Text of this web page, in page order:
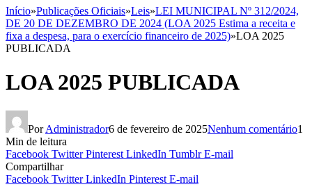
Início»Publicações Oficiais»Leis»LEI MUNICIPAL Nº 312/2024,
DE 20 DE DEZEMBRO DE 2024 (LOA 2025 Estima a receita e
fixa a despesa, para o exercício financeiro de 2025)»LOA 2025
PUBLICADA
LOA 2025 PUBLICADA
Por Administrador6 de fevereiro de 2025Nenhum comentário1
Min de leitura
Facebook Twitter Pinterest LinkedIn Tumblr E-mail
Compartilhar
Facebook Twitter LinkedIn Pinterest E-mail